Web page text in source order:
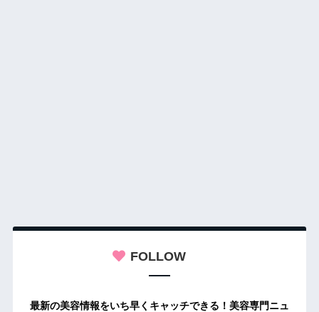
FOLLOW
最新の美容情報をいち早くキャッチできる！美容専門ニュ